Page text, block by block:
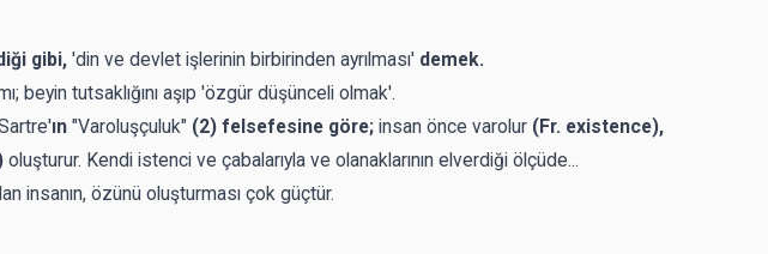
gibi, 'din ve devlet işlerinin birbirinden ayrılması' demek.
beyin tutsaklığını aşıp 'özgür düşünceli olmak'.
ın "Varoluşçuluk" (2) felsefesine göre; insan önce varolur (Fr. existence),
oluşturur. Kendi istenci ve çabalarıyla ve olanaklarının elverdiği ölçüde...
insanın, özünü oluşturması çok güçtür.